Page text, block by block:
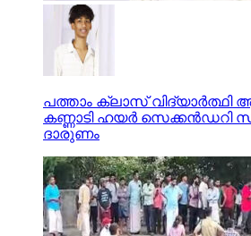
പത്താം ക്ലാസ്
കണ്ണാടി ഹയര്‍ സെക്കന്‍ഡറി
ദാരുണം